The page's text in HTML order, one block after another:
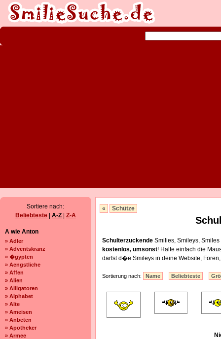
Sortiere nach:
Beliebteste
A-Z Z-A
A wie Anton
» Adler
» Adventskranz
» �gypten
» Aengstliche
» Affen
» Alien
» Alligatoren
» Alphabet
» Alte
» Ameisen
» Anbeten
» Apotheker
» Armee
« Schütze
Schulterzuckende Smilies, Smileys,
kostenlos, umsonst! Halte einfach die
darfst d�e Smileys in deine Website,
Sortierung nach: Name Beliebteste